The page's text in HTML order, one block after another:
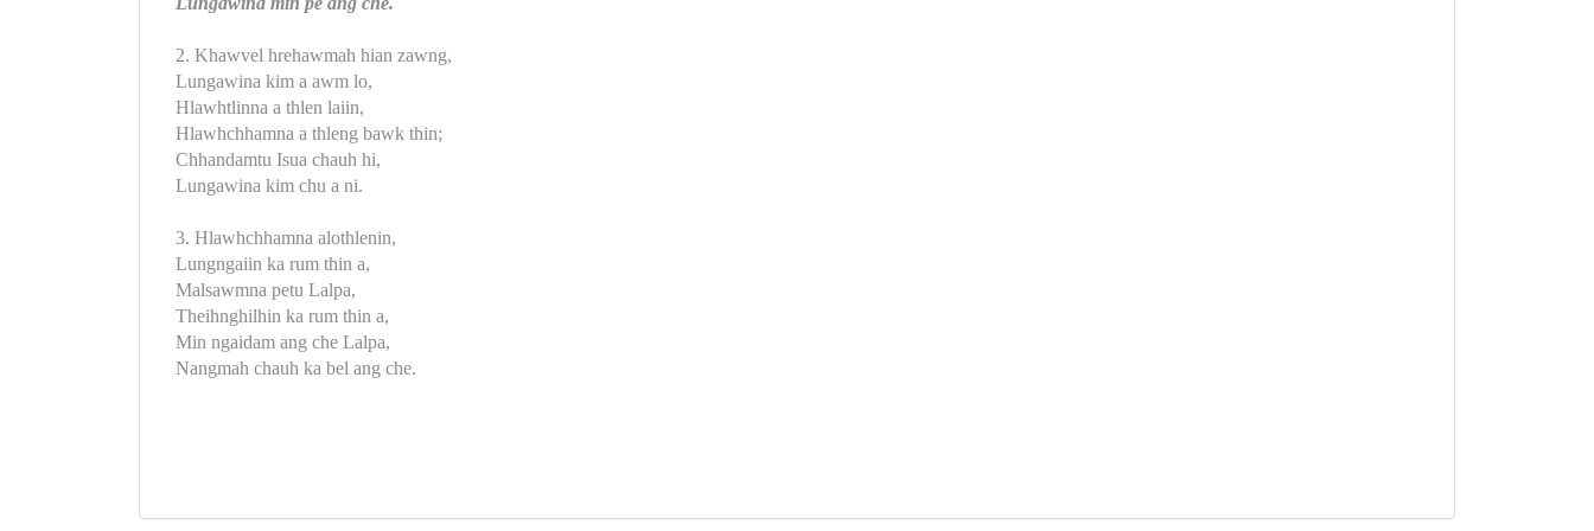
2. Khawvel hrehawmah hian zawng,
Lungawina kim a awm lo,
Hlawhtlinna a thlen laiin,
Hlawhchhamna a thleng bawk thin;
Chhandamtu Isua chauh hi,
Lungawina kim chu a ni.
3. Hlawhchhamna alothlenin,
Lungngaiin ka rum thin a,
Malsawmna petu Lalpa,
Theihnghilhin ka rum thin a,
Min ngaidam ang che Lalpa,
Nangmah chauh ka bel ang che.